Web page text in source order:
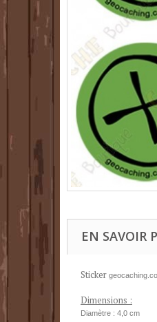
EN SAVOIR
Sticker
Dimensions :
Diamètre : 4,0 cm